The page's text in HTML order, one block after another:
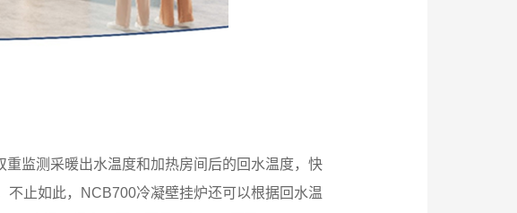
监测采暖出水温度和加热房间后的回水温度，快
止如此，NCB700冷凝壁挂炉还可以根据回水温